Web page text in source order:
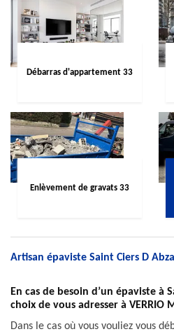
Débarras d'appartement 33
Enlèvement de gravats 33
Artisan épaviste Saint Ciers D
En cas de besoin d’un épaviste à
choix de vous adresser à VERRIO
Dans le cas où vous vouliez vous